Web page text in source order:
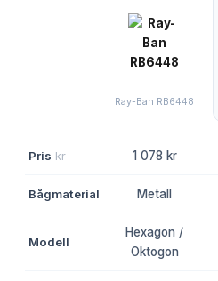
Ray-Ban RB6448
Pris kr 1 078 kr
Bågmaterial Metall
Modell
Hexagon /
Oktogon